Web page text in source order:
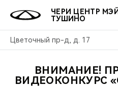
ЧЕРИ ЦЕНТР
ТУШИНО
Цветочный пр-д, д. 17
МИР
ОНЛАЙН
О
ВНИМАНИЕ!
ВИДЕОКОНКУРС